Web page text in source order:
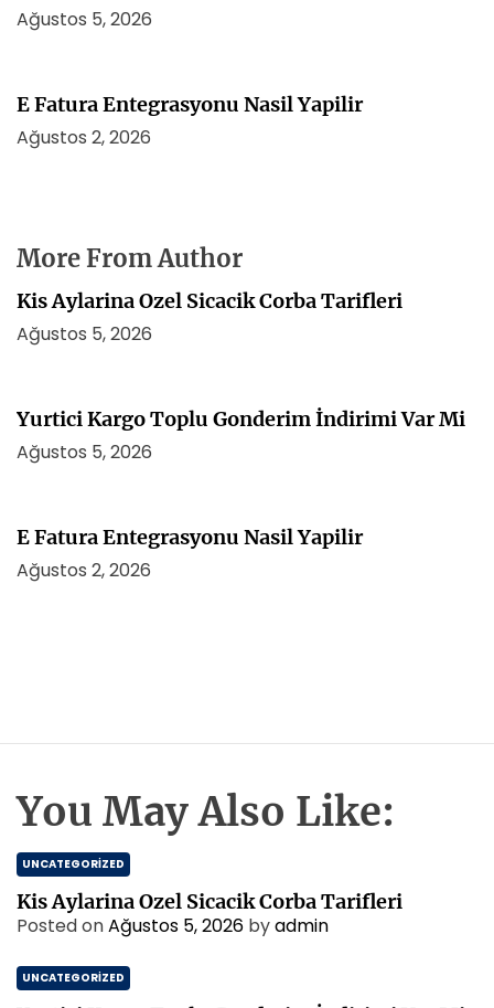
Ağustos 5, 2026
E Fatura Entegrasyonu Nasil Yapilir
Ağustos 2, 2026
More From Author
Kis Aylarina Ozel Sicacik Corba Tarifleri
Ağustos 5, 2026
Yurtici Kargo Toplu Gonderim İndirimi Var Mi
Ağustos 5, 2026
E Fatura Entegrasyonu Nasil Yapilir
Ağustos 2, 2026
You May Also Like:
UNCATEGORIZED
Kis Aylarina Ozel Sicacik Corba Tarifleri
Posted onAğustos 5, 2026 byadmin
UNCATEGORIZED